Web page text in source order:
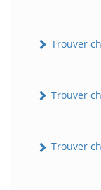
Trouver
Trouver
Trouver